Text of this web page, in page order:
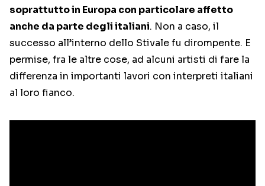
soprattutto in Europa con particolare affetto
anche da parte degli italiani. Non a caso, il
successo all’interno dello Stivale fu dirompente. E
permise, fra le altre cose, ad alcuni artisti di fare la
differenza in importanti lavori con interpreti italiani
al loro fianco.